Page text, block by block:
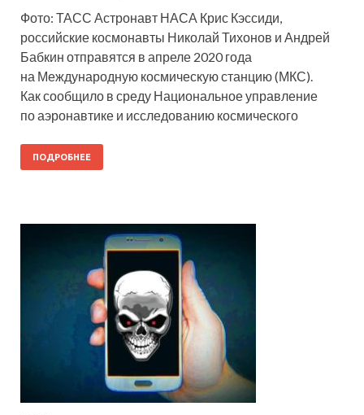
Фото: ТАСС Астронавт НАСА Крис Кэссиди,
российские космонавты Николай Тихонов и Андрей
Бабкин отправятся в апреле 2020 года
на Международную космическую станцию (МКС).
Как сообщило в среду Национальное управление
по аэронавтике и исследованию космического
ПОДРОБНЕЕ